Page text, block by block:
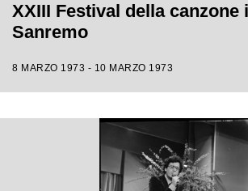
XXIII Festival della canzone
Sanremo
8 MARZO 1973 - 10 MARZO 1973